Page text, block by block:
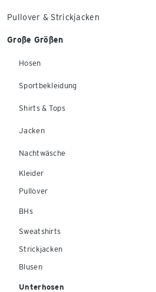
Pullover & Strickjacken
Große Größen
Hosen
Sportbekleidung
Shirts & Tops
Jacken
Nachtwäsche
Kleider
Pullover
BHs
Sweatshirts
Strickjacken
Blusen
Unterhosen